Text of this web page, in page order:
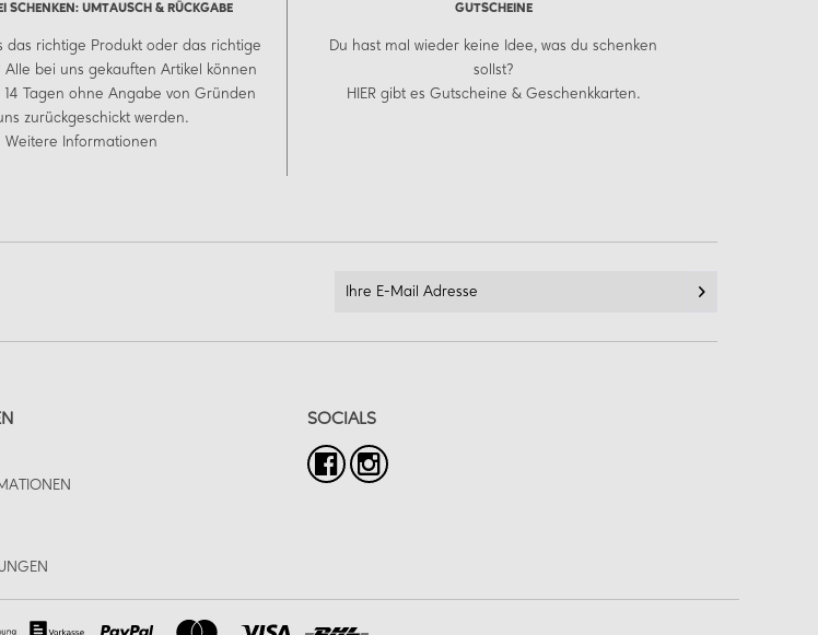
SCHENKEN: UMTAUSCH & RÜCKGABE
das richtige Produkt oder das richtige
Alle bei uns gekauften Artikel können
Tagen ohne Angabe von Gründen
zurückgeschickt werden.
Weitere Informationen
GUTSCHEINE
Du hast mal wieder keine Idee, was du schenken
sollst?
HIER gibt es Gutscheine & Geschenkkarten.
SOCIALS